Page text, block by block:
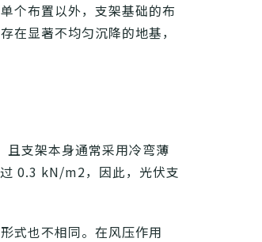
个布置以外，支架基础的布
在显著不均匀沉降的地基，
支架本身通常采用冷弯薄
0.3 kN/m2，因此，光伏支
式也不相同。在风压作用